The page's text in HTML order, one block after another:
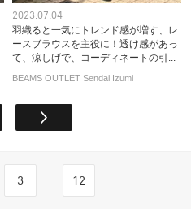
2023.07.04
羽織ると一気にトレンド感が増す、レ
ースブラウスを主役に！透け感があっ
て、涼しげで、コーディネートの引...
BEAMS OUTLET Sendai Izumi
3 ... 12